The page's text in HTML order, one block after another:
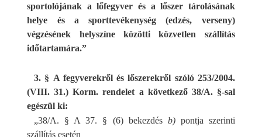
sportolójának a lőfegyver és a lőszer tárolásának
helye és a sporttevékenység (edzés, verseny)
végzésének helyszíne közötti közvetlen szállítás
időtartamára.”
3. § A fegyverekről és lőszerekről szóló 253/2004.
(VIII. 31.) Korm. rendelet a következő 38/A. §-sal
egészül ki:
„38/A. § A 37. § (6) bekezdés b)pontja szerinti
szállítás esetén